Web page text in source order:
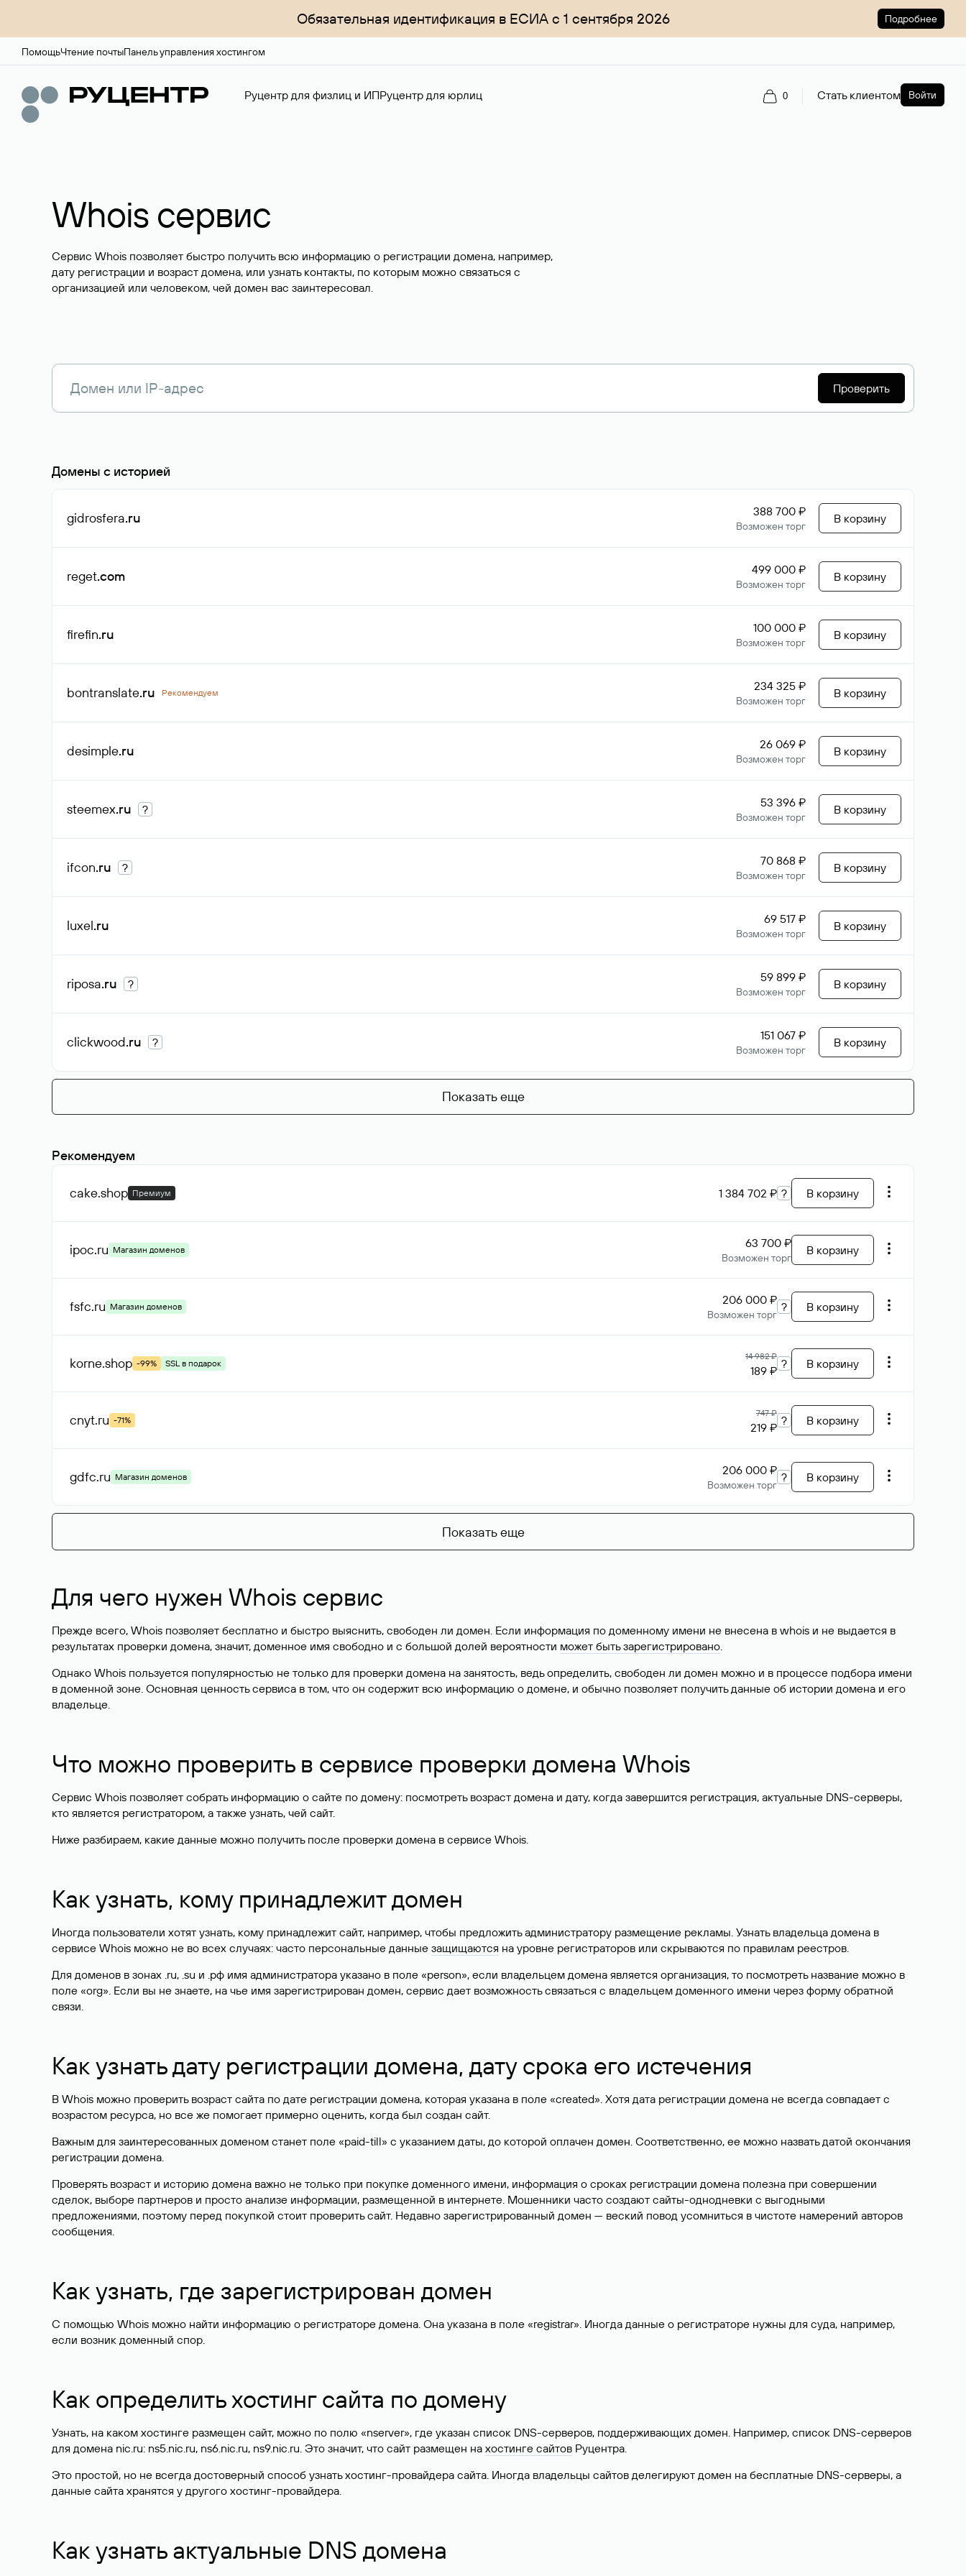
Обязательная идентификация в ЕСИА с 1 сентября 2026 Подробнее
ПомощьЧтение почтыПанель управления хостингом
Руцентр для физлиц и ИПРуцентр для юрлиц 0 Стать клиентом Войти
Whois сервис
Сервис Whois позволяет быстро получить всю информацию о регистрации домена, например,
дату регистрации и возраст домена, или узнать контакты, по которым можно связаться с
организацией или человеком, чей домен вас заинтересовал.
Проверить
Домены с историей
gidrosfera.ru 388 700 ₽
Возможен торг
В корзину
reget.com 499 000 ₽
Возможен торг
В корзину
firefin.ru 100 000 ₽
Возможен торг
В корзину
bontranslate.ru Рекомендуем 234 325 ₽
Возможен торг
В корзину
desimple.ru 26 069 ₽
Возможен торг
В корзину
steemex.ru ? 53 396 ₽
Возможен торг
В корзину
ifcon.ru ? 70 868 ₽
Возможен торг
В корзину
luxel.ru 69 517 ₽
Возможен торг
В корзину
riposa.ru ? 59 899 ₽
Возможен торг
В корзину
clickwood.ru ? 151 067 ₽
Возможен торг
В корзину
Показать еще
Рекомендуем
cake.shop Премиум 1 384 702 ₽ ? В корзину
ipoc.ru Магазин доменов 63 700 ₽
Возможен торг
В корзину
fsfc.ru Магазин доменов 206 000 ₽
Возможен торг
? В корзину
korne.shop -99% SSL в подарок
14 982 ₽
189 ₽ ? В корзину
cnyt.ru -71%
747 ₽
219 ₽ ? В корзину
gdfc.ru Магазин доменов 206 000 ₽
Возможен торг
? В корзину
Показать еще
Для чего нужен Whois сервис
Прежде всего, Whois позволяет бесплатно и быстро выяснить, свободен ли домен. Если информация по доменному имени не внесена в whois и не выдается в
результатах проверки домена, значит, доменное имя свободно и с большой долей вероятности может быть зарегистрировано.
Однако Whois пользуется популярностью не только для проверки домена на занятость, ведь определить, свободен ли домен можно и в процессе подбора имени
в доменной зоне. Основная ценность сервиса в том, что он содержит всю информацию о домене, и обычно позволяет получить данные об истории домена и его
владельце.
Что можно проверить в сервисе проверки домена Whois
Сервис Whois позволяет собрать информацию о сайте по домену: посмотреть возраст домена и дату, когда завершится регистрация, актуальные DNS-серверы,
кто является регистратором, а также узнать, чей сайт.
Ниже разбираем, какие данные можно получить после проверки домена в сервисе Whois.
Как узнать, кому принадлежит домен
Иногда пользователи хотят узнать, кому принадлежит сайт, например, чтобы предложить администратору размещение рекламы. Узнать владельца домена в
сервисе Whois можно не во всех случаях: часто персональные данные защищаются на уровне регистраторов или скрываются по правилам реестров.
Для доменов в зонах .ru, .su и .рф имя администратора указано в поле «person», если владельцем домена является организация, то посмотреть название можно в
поле «org». Если вы не знаете, на чье имя зарегистрирован домен, сервис дает возможность связаться с владельцем доменного имени через форму обратной
связи.
Как узнать дату регистрации домена, дату срока его истечения
В Whois можно проверить возраст сайта по дате регистрации домена, которая указана в поле «created». Хотя дата регистрации домена не всегда совпадает с
возрастом ресурса, но все же помогает примерно оценить, когда был создан сайт.
Важным для заинтересованных доменом станет поле «paid-till» с указанием даты, до которой оплачен домен. Соответственно, ее можно назвать датой окончания
регистрации домена.
Проверять возраст и историю домена важно не только при покупке доменного имени, информация о сроках регистрации домена полезна при совершении
сделок, выборе партнеров и просто анализе информации, размещенной в интернете. Мошенники часто создают сайты-однодневки с выгодными
предложениями, поэтому перед покупкой стоит проверить сайт. Недавно зарегистрированный домен — веский повод усомниться в чистоте намерений авторов
сообщения.
Как узнать, где зарегистрирован домен
С помощью Whois можно найти информацию о регистраторе домена. Она указана в поле «registrar». Иногда данные о регистраторе нужны для суда, например,
если возник доменный спор.
Как определить хостинг сайта по домену
Узнать, на каком хостинге размещен сайт, можно по полю «nserver», где указан список DNS-серверов, поддерживающих домен. Например, список DNS-серверов
для домена nic.ru: ns5.nic.ru, ns6.nic.ru, ns9.nic.ru. Это значит, что сайт размещен на хостинге сайтов Руцентра.
Это простой, но не всегда достоверный способ узнать хостинг-провайдера сайта. Иногда владельцы сайтов делегируют домен на бесплатные DNS-серверы, а
данные сайта хранятся у другого хостинг-провайдера.
Как узнать актуальные DNS домена